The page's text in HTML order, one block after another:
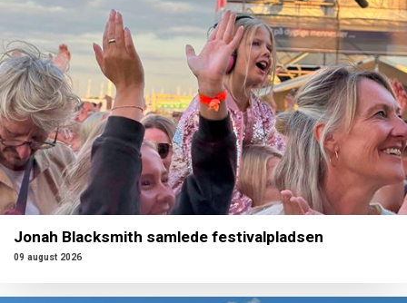
Jonah Blacksmith samlede festivalpladsen
09 august 2026